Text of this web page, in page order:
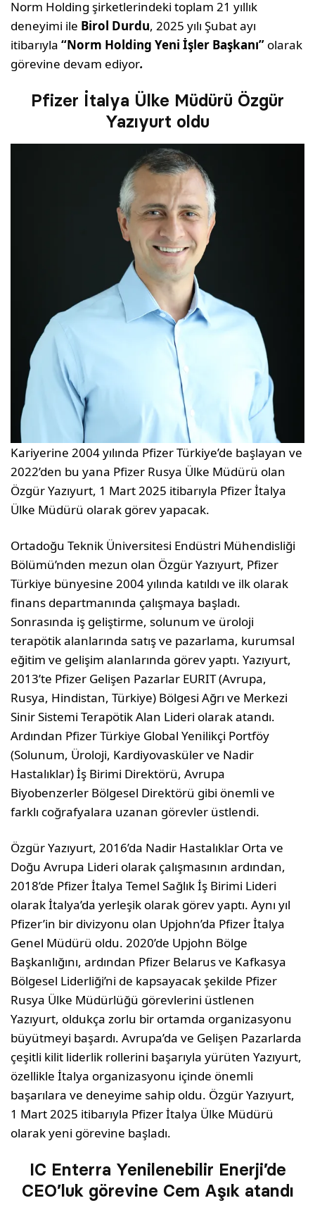
Norm Holding şirketlerindeki toplam 21 yıllık
deneyimi ile Birol Durdu, 2025 yılı Şubat ayı
itibarıyla“Norm Holding Yeni İşler Başkanı” olarak
görevine devam ediyor.
Pfizer İtalya Ülke Müdürü Özgür
Yazıyurt oldu
Kariyerine 2004 yılında Pfizer Türkiye’de başlayan ve
2022’den bu yana Pfizer Rusya Ülke Müdürü olan
Özgür Yazıyurt, 1 Mart 2025 itibarıyla Pfizer İtalya
Ülke Müdürü olarak görev yapacak.
Ortadoğu Teknik Üniversitesi Endüstri Mühendisliği
Bölümü’nden mezun olan Özgür Yazıyurt, Pfizer
Türkiye bünyesine 2004 yılında katıldı ve ilk olarak
finans departmanında çalışmaya başladı.
Sonrasında iş geliştirme, solunum ve üroloji
terapötik alanlarında satış ve pazarlama, kurumsal
eğitim ve gelişim alanlarında görev yaptı. Yazıyurt,
2013’te Pfizer Gelişen Pazarlar EURIT (Avrupa,
Rusya, Hindistan, Türkiye) Bölgesi Ağrı ve Merkezi
Sinir Sistemi Terapötik Alan Lideri olarak atandı.
Ardından Pfizer Türkiye Global Yenilikçi Portföy
(Solunum, Üroloji, Kardiyovasküler ve Nadir
Hastalıklar) İş Birimi Direktörü, Avrupa
Biyobenzerler Bölgesel Direktörü gibi önemli ve
farklı coğrafyalara uzanan görevler üstlendi.
Özgür Yazıyurt, 2016’da Nadir Hastalıklar Orta ve
Doğu Avrupa Lideri olarak çalışmasının ardından,
2018’de Pfizer İtalya Temel Sağlık İş Birimi Lideri
olarak İtalya’da yerleşik olarak görev yaptı. Aynı yıl
Pfizer’in bir divizyonu olan Upjohn’da Pfizer İtalya
Genel Müdürü oldu. 2020’de Upjohn Bölge
Başkanlığını, ardından Pfizer Belarus ve Kafkasya
Bölgesel Liderliği’ni de kapsayacak şekilde Pfizer
Rusya Ülke Müdürlüğü görevlerini üstlenen
Yazıyurt, oldukça zorlu bir ortamda organizasyonu
büyütmeyi başardı. Avrupa’da ve Gelişen Pazarlarda
çeşitli kilit liderlik rollerini başarıyla yürüten Yazıyurt,
özellikle İtalya organizasyonu içinde önemli
başarılara ve deneyime sahip oldu. Özgür Yazıyurt,
1 Mart 2025 itibarıyla Pfizer İtalya Ülke Müdürü
olarak yeni görevine başladı.
IC Enterra Yenilenebilir Enerji’de
CEO’luk görevine Cem Aşık atandı